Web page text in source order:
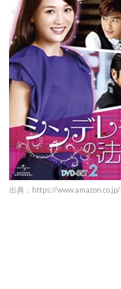
出典：https://www.amazon.co.jp/